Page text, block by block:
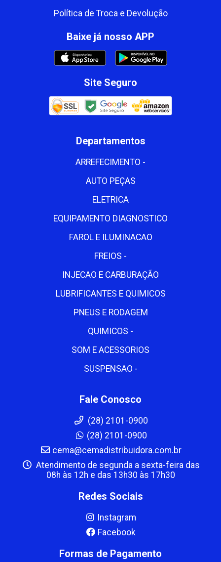
Política de Troca e Devolução
Baixe já nosso APP
Site Seguro
Departamentos
ARREFECIMENTO -
AUTO PEÇAS
ELETRICA
EQUIPAMENTO DIAGNOSTICO
FAROL E ILUMINACAO
FREIOS -
INJECAO E CARBURAÇÃO
LUBRIFICANTES E QUIMICOS
PNEUS E RODAGEM
QUIMICOS -
SOM E ACESSORIOS
SUSPENSAO -
Fale Conosco
(28) 2101-0900
(28) 2101-0900
cema@cemadistribuidora.com.br
Atendimento de segunda a sexta-feira das
08h às 12h e das 13h30 às 17h30
Redes Sociais
Instagram
Facebook
Formas de Pagamento